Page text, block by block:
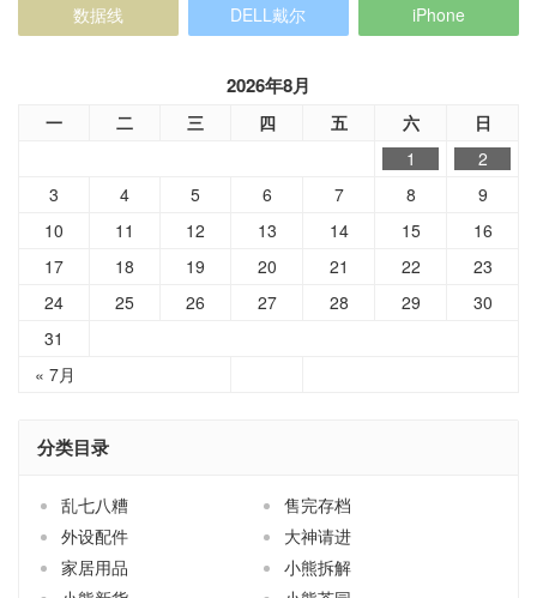
数据线 DELL戴尔 iPhone
2026年8月
一 二 三 四 五 六 日
« 7月
1
2
3
4 5 6 7 8
9
10
11 12 13 14 15
16
17
18 19 20 21 22
23
24
25 26 27 28 29
30
31
分类目录
乱七八糟
售完存档
外设配件
大神请进
家居用品
小熊拆解